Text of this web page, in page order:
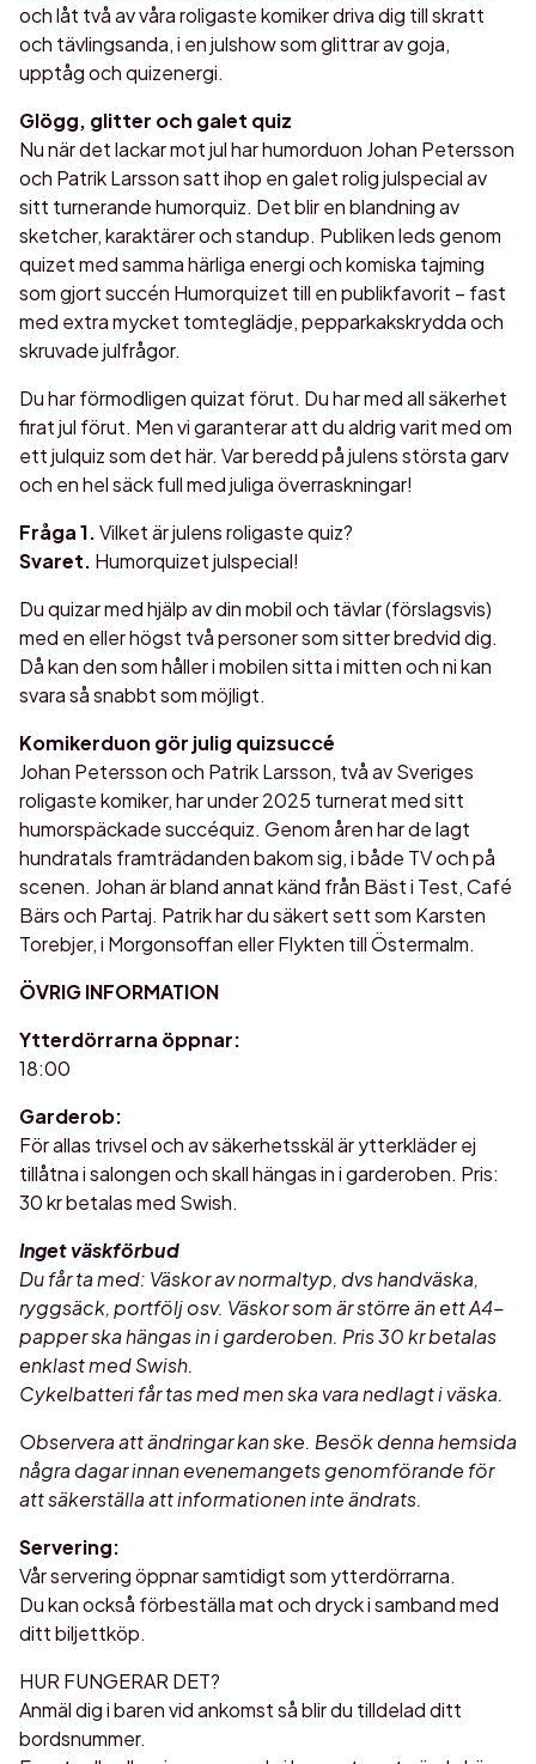
och låt två av våra roligaste komiker driva dig till skratt
och tävlingsanda, i en julshow som glittrar av goja,
upptåg och quizenergi.
Glögg, glitter och galet quiz
Nu när det lackar mot jul har humorduon Johan Petersson
och Patrik Larsson satt ihop en galet rolig julspecial av
sitt turnerande humorquiz. Det blir en blandning av
sketcher, karaktärer och standup. Publiken leds genom
quizet med samma härliga energi och komiska tajming
som gjort succén Humorquizet till en publikfavorit – fast
med extra mycket tomteglädje, pepparkakskrydda och
skruvade julfrågor.
Du har förmodligen quizat förut. Du har med all säkerhet
firat jul förut. Men vi garanterar att du aldrig varit med om
ett julquiz som det här. Var beredd på julens största garv
och en hel säck full med juliga överraskningar!
Fråga 1.Vilket är julens roligaste quiz?
Svaret. Humorquizet julspecial!
Du quizar med hjälp av din mobil och tävlar (förslagsvis)
med en eller högst två personer som sitter bredvid dig.
Då kan den som håller i mobilen sitta i mitten och ni kan
svara så snabbt som möjligt.
Komikerduon gör julig quizsuccé
Johan Petersson och Patrik Larsson, två av Sveriges
roligaste komiker, har under 2025 turnerat med sitt
humorspäckade succéquiz. Genom åren har de lagt
hundratals framträdanden bakom sig, i både TV och på
scenen. Johan är bland annat känd från Bäst i Test, Café
Bärs och Partaj. Patrik har du säkert sett som Karsten
Torebjer, i Morgonsoffan eller Flykten till Östermalm.
ÖVRIG INFORMATION
Ytterdörrarna öppnar:
18:00
Garderob:
För allas trivsel och av säkerhetsskäl är ytterkläder ej
tillåtna i salongen och skall hängas in i garderoben. Pris:
30 kr betalas med Swish.
Inget väskförbud
Du får ta med: Väskor av normaltyp, dvs handväska,
ryggsäck, portfölj osv. Väskor som är större än ett A4-
papper ska hängas in i garderoben. Pris 30 kr betalas
enklast med Swish.
Cykelbatteri får tas med men ska vara nedlagt i väska.
Observera att ändringar kan ske. Besök denna hemsida
några dagar innan evenemangets genomförande för
att säkerställa att informationen inte ändrats.
Servering:
Vår servering öppnar samtidigt som ytterdörrarna.
Du kan också förbeställa mat och dryck i samband med
ditt biljettköp.
HUR FUNGERAR DET?
Anmäl dig i baren vid ankomst så blir du tilldelad ditt
bordsnummer.